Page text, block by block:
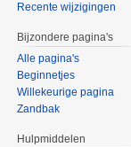
Recente wijzigingen
Bijzondere pagina's
Alle pagina's
Beginnetjes
Willekeurige pagina
Zandbak
Hulpmiddelen